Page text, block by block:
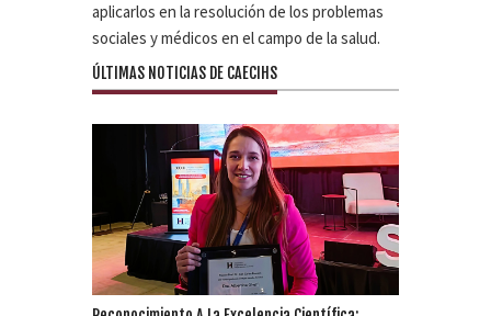
aplicarlos en la resolución de los problemas
sociales y médicos en el campo de la salud.
ÚLTIMAS NOTICIAS DE CAECIHS